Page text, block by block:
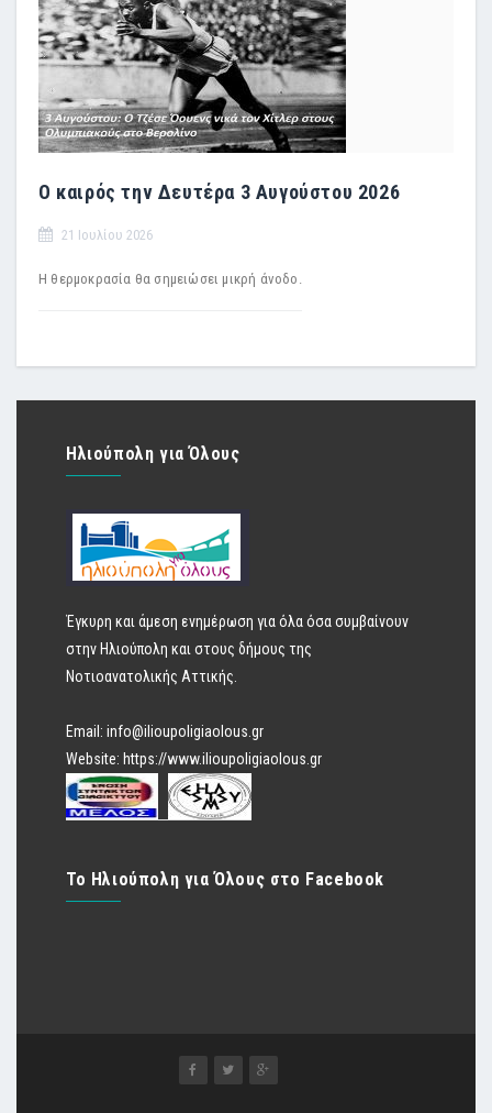
Ο καιρός την Δευτέρα 3 Αυγούστου 2026
21 Ιουλίου 2026
Η θερμοκρασία θα σημειώσει μικρή άνοδο.
Ηλιούπολη για Όλους
Έγκυρη και άμεση ενημέρωση για όλα όσα συμβαίνουν
στην Ηλιούπολη και στους δήμους της
Νοτιοανατολικής Αττικής.
Email: info@ilioupoligiaolous.gr
Website: https://www.ilioupoligiaolous.gr
Το Ηλιούπολη για Όλους στο Facebook